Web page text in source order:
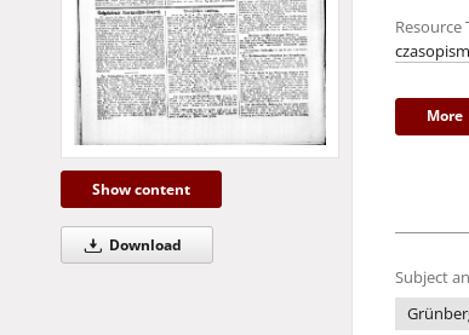
Show content
Download
Resource
More
Subject